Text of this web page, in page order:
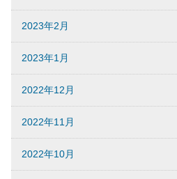
2023年2月
2023年1月
2022年12月
2022年11月
2022年10月